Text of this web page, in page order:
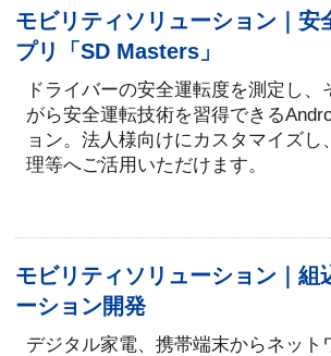
モビリティソリューション｜安
プリ「SD Masters」
ドライバーの安全運転度を測定し、
がら安全運転技術を習得できる
ョン。法人様向けにカスタマイズし
理等へご活用いただけます。
モビリティソリューション｜組
ーション開発
デジタル家電、携帯端末からネット